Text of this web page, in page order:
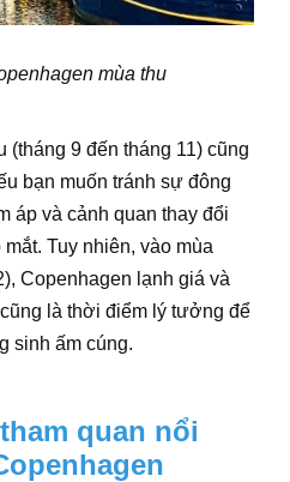
mùa thu
(tháng 9 đến tháng 11) cũng
bạn muốn tránh sự đông
áp và cảnh quan thay đổi
Tuy nhiên, vào mùa
Copenhagen lạnh giá và
là thời điểm lý tưởng để
sinh ấm cúng.
quan nổi